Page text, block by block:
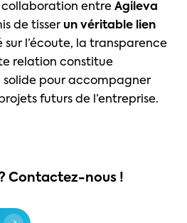
collaboration entre Agileva
de tisser un véritable lien
sur l’écoute, la transparence
relation constitue
solide pour accompagner
futurs de l’entreprise.
Contactez-nous !